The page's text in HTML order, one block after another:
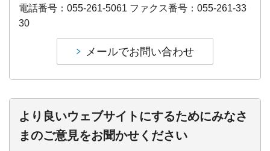
電話番号：055-261-5061 ファクス番号：055-261-33
30
より良いウェブサイトにするためにみなさ
まのご意見をお聞かせください